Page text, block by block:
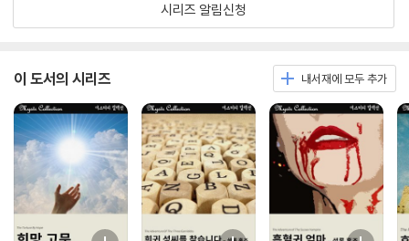
시리즈 알림신청
이 도서의 시리즈 내서재에 모두 추가